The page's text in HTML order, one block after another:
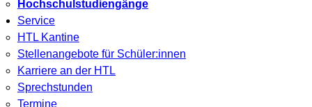
Hochschulstudiengänge
Service
HTL Kantine
Stellenangebote für Schüler:innen
Karriere an der HTL
Sprechstunden
Termine